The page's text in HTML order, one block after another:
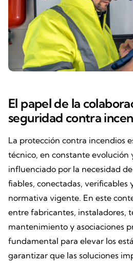
El papel de la
seguridad contra
La protección contra incendios
técnico, en constante evolución
influenciado por la necesidad
fiables, conectadas, verificables
normativa vigente. En este
entre fabricantes, instaladores,
mantenimiento y asociaciones
fundamental para elevar los
garantizar que las soluciones